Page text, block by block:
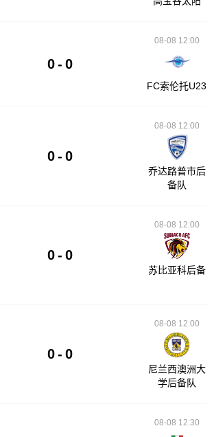
0 - 0
08-08 12:00
FC索伦托U23
0 - 0
08-08 12:00
乔达路普市后
备队
0 - 0
08-08 12:00
苏比亚科后备
0 - 0
08-08 12:00
尼兰西澳洲大
学后备队
08-08 12:30